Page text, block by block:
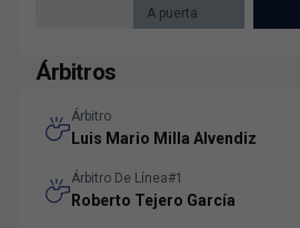
A puerta
Árbitros
Árbitro
Luis Mario Milla Alvendiz
Árbitro De Línea#1
Roberto Tejero García